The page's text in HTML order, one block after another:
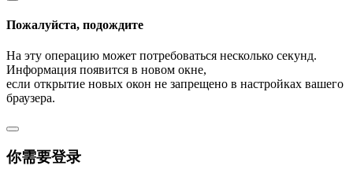
Пожалуйста, подождите
На эту операцию может потребоваться несколько секунд.
Информация появится в новом окне,
если открытие новых окон не запрещено в настройках вашего
браузера.
你需要登录